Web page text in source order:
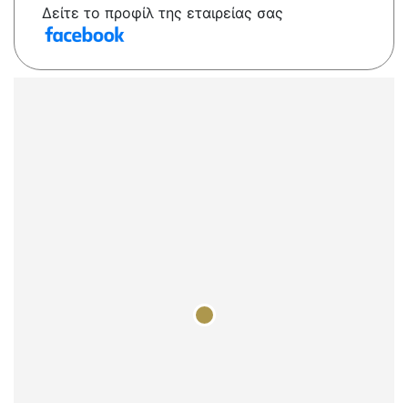
Δείτε το προφίλ της εταιρείας σας